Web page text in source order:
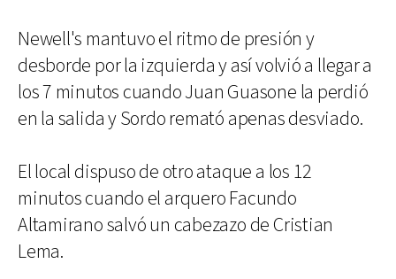
Newell's mantuvo el ritmo de presión y
desborde por la izquierda y así volvió a llegar a
los 7 minutos cuando Juan Guasone la perdió
en la salida y Sordo remató apenas desviado.
El local dispuso de otro ataque a los 12
minutos cuando el arquero Facundo
Altamirano salvó un cabezazo de Cristian
Lema.